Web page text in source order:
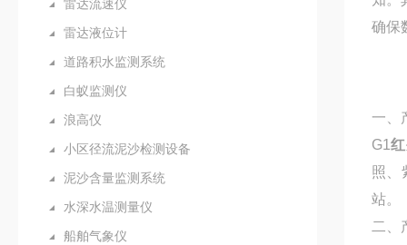
雷达流速仪
雷达液位计
道路积水监测系统
白蚁监测仪
浪高仪
小区径流泥沙检测设备
泥沙含量监测系统
水深水温测量仪
船舶气象仪
确保
一、
G1
照、
站。
二、